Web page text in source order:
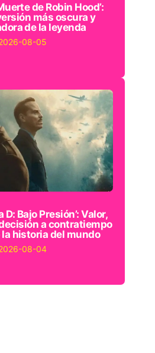
de Robin Hood’:
más oscura y
de la leyenda
08-05
D: Bajo Presión’: Valor,
a contratiempo
historia del mundo
08-04